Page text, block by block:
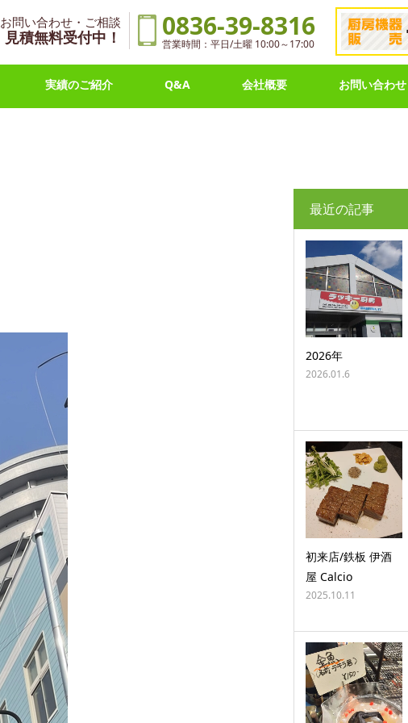
お問い合わせ・ご相談
見積無料受付中！ 0836-39-8316
営業時間：平日/土曜 10:00～17:00
実績のご紹介 Q&A 会社概要 お問い合わ
最近の記事
2026年
2026.01.6
初来店/鉄板 伊酒
屋 Calcio
2025.10.11